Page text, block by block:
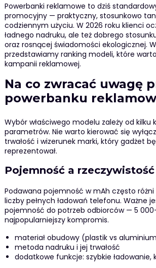
Powerbanki reklamowe to dziś
promocyjny — praktyczny, stosunkowo
codziennym użyciu. W 2026 roku klienci
ładnego nadruku, ale też dobrego
oraz rosnącej świadomości ekologicznej.
przedstawiamy ranking modeli, które
kampanii reklamowej.
Na co zwracać uwagę
powerbanku
Wybór właściwego modelu zależy od kilku
parametrów. Nie warto kierować się
trwałość i wizerunek marki, który gadżet
reprezentował.
Pojemność a rzeczywistość
Podawana pojemność w mAh często różni
liczby pełnych ładowań telefonu. Ważne
pojemność do potrzeb odbiorców — 5
najpopularniejszy kompromis.
materiał obudowy (plastik vs
metoda nadruku i jej trwałość
dodatkowe funkcje: szybkie ładowanie,